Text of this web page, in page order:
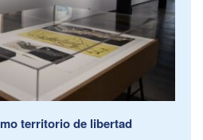
territorio de libertad